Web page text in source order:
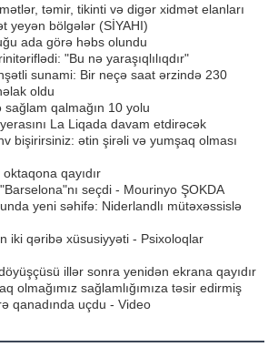
təmir, tikinti və digər xidmət elanları
yeyən bölgələr (SİYAHI)
ada görə həbs olundu
"Bu nə yaraşıqlılıqdır"
sunami: Bir neçə saat ərzində 230
oldu
qalmağın 10 yolu
La Liqada davam etdirəcək
bişirirsiniz: ətin şirəli və yumşaq olması
qayıdır
seçdi - Mourinyo ŞOKDA
yeni səhifə: Niderlandlı mütəxəssislə
iki qəribə xüsusiyyəti - Psixoloqlar
illər sonra yenidən ekrana qayıdır
olmağımız sağlamlığımıza təsir edirmiş
qanadında uçdu - Video